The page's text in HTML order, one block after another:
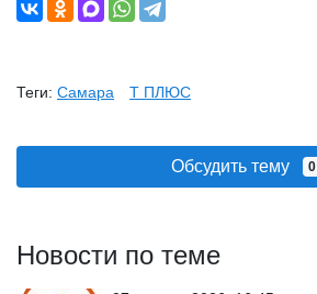
Теги: Самара Т ПЛЮС
Обсудить тему 0
Новости по теме